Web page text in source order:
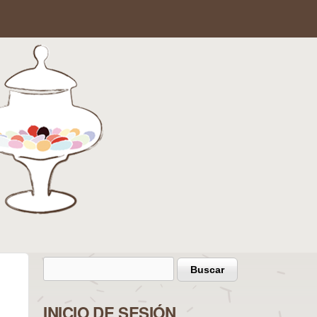
Formulario de búsqueda